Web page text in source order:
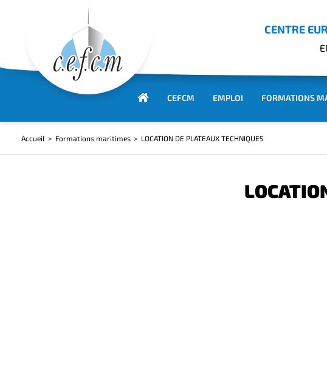
CENTRE
CEFCM EMPLOI FORMATIONS
Accueil Formations maritimes LOCATION DE PLATEAUX TECHNIQUES